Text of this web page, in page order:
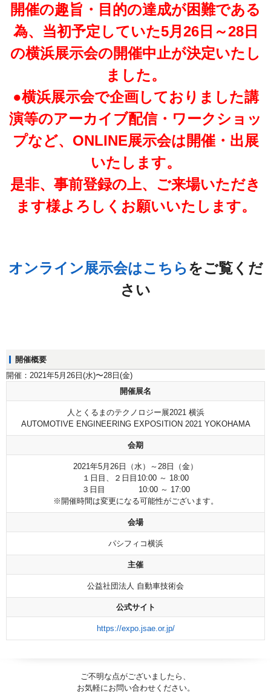
開催の趣旨・目的の達成が困難である
為、当初予定していた5月26日～28日
の横浜展示会の開催中止が決定いたし
ました。
●横浜展示会で企画しておりました講
演等のアーカイブ配信・ワークショッ
プなど、ONLINE展示会は開催・出展
いたします。
是非、事前登録の上、ご来場いただき
ます様よろしくお願いいたします。
オンライン展示会はこちらをご覧くだ
さい
開催概要
開催：2021年5月26日(水)〜28日(金)
開催展名
人とくるまのテクノロジー展2021 横浜
AUTOMOTIVE ENGINEERING EXPOSITION 2021 YOKOHAMA
会期
2021年5月26日（水）～28日（金）
１日目、２日目10:00 ～ 18:00
３日目 10:00 ～ 17:00
※開催時間は変更になる可能性がございます。
会場
パシフィコ横浜
主催
公益社団法人 自動車技術会
公式サイト
https://expo.jsae.or.jp/
ご不明な点がございましたら、
お気軽にお問い合わせください。